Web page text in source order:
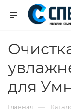
для
Главная —